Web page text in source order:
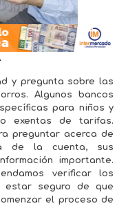
y pregunta sobre las
Algunos bancos
para niños y
exentas de tarifas.
preguntar acerca de
de la cuenta, sus
importante.
verificar los
estar seguro de que
el proceso de